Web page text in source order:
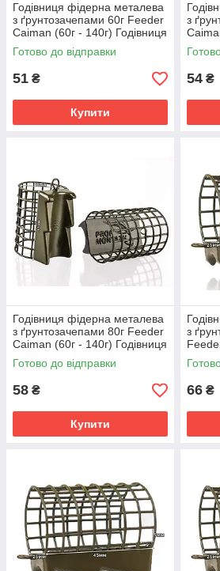
Годівниця фідерна металева
з ґрунтозачепами 60г Feeder
Caiman (60г - 140г) Годівниця
для фідера
Готово до відправки
51 ₴
Купити
з
для
54 ₴
Годівниця фідерна металева
з ґрунтозачепами 80г Feeder
Caiman (60г - 140г) Годівниця
для фідера
Готово до відправки
58 ₴
Купити
з
66 ₴